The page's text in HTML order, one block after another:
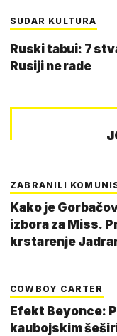
SUDAR KULTURA
Ruski tabui: 7
Rusiji ne rade
ZABRANILI
Kako je
izbora za Miss. Prva
krstarenje
COWBOY CARTER
Efekt Beyonce:
kaubojskim